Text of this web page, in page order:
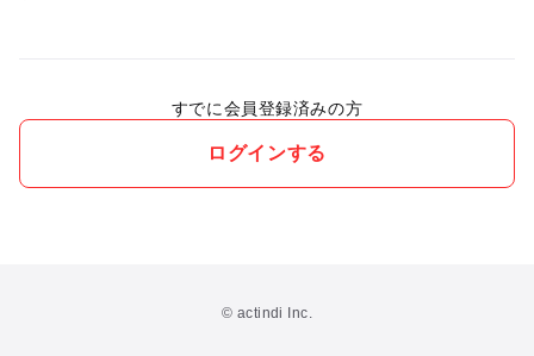
すでに会員登録済みの方
ログインする
© actindi Inc.